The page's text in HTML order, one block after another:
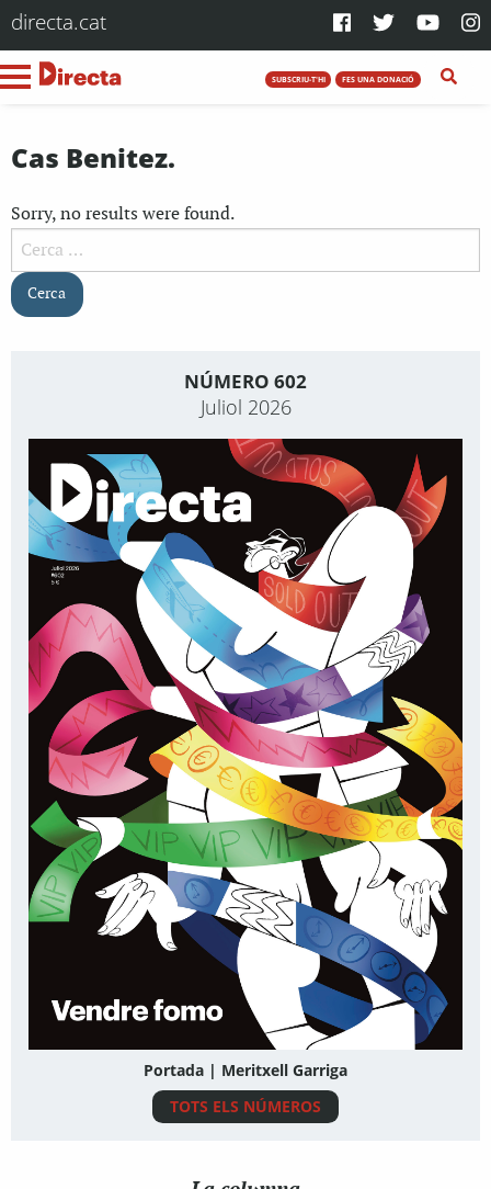
directa.cat
SUBSCRIU-T'HI FES UNA DONACIÓ
Cas Benitez.
Sorry, no results were found.
Cerca:
NÚMERO 602
Juliol 2026
Portada | Meritxell Garriga
TOTS ELS NÚMEROS